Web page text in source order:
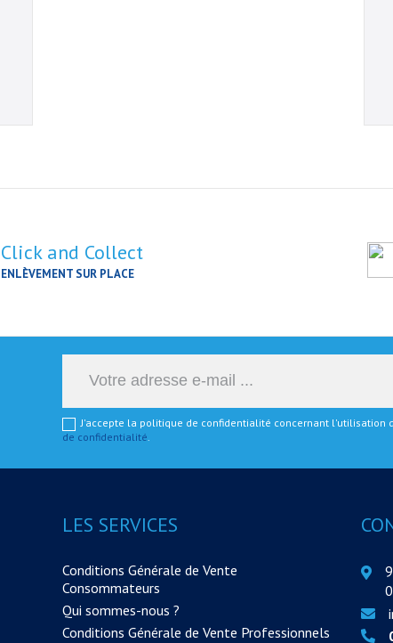
Click and Collect
ENLÈVEMENT SUR PLACE
J'accepte la politique de confidentialité concernant l'utilisation
de confidentialité
LES SERVICES
Conditions Générale de Vente
Consommateurs
Qui sommes-nous ?
Conditions Générale de Vente Professionnels